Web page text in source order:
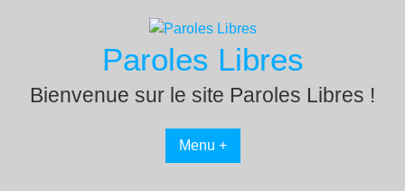
Paroles Libres
Bienvenue sur le site Paroles Libres !
Menu +